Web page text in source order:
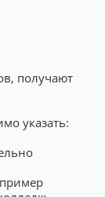
получают
указать: